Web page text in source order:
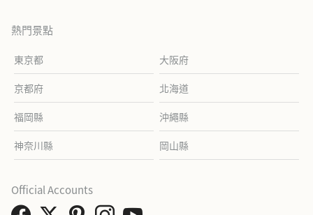
熱門景點
東京都 大阪府
京都府 北海道
福岡縣 沖繩縣
神奈川縣 岡山縣
Official Accounts